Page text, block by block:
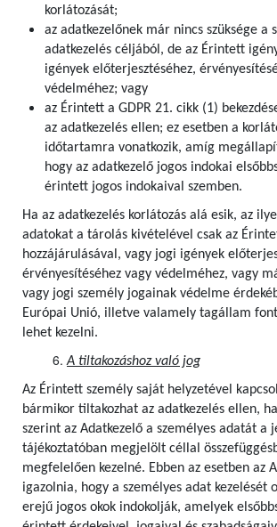
korlátozását;
az adatkezelőnek már nincs szüksége a
adatkezelés céljából, de az Érintett
igények előterjesztéséhez,
védelméhez; vagy
az Érintett a GDPR 21. cikk (1)
az adatkezelés ellen; ez esetben a
időtartamra vonatkozik, amíg
hogy az adatkezelő jogos indokai
érintett jogos indokaival szemben.
Ha az adatkezelés korlátozás alá esik, az
adatokat a tárolás kivételével csak az
hozzájárulásával, vagy jogi igények
érvényesítéséhez vagy védelméhez, vagy
vagy jogi személy jogainak védelme
Európai Unió, illetve valamely tagállam
lehet kezelni.
A tiltakozáshoz való jog
Az Érintett személy saját helyzetével
bármikor tiltakozhat az adatkezelés ellen,
szerint az Adatkezelő a személyes adatát a
tájékoztatóban megjelölt céllal
megfelelően kezelné. Ebben az esetben az
igazolnia, hogy a személyes adat kezelését
erejű jogos okok indokolják, amelyek